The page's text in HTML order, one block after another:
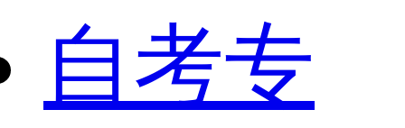
自考专